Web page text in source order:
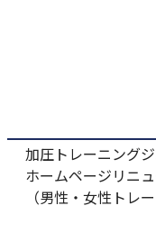
『加圧ＤＥＵＸ』
土日祝祭日は１０
ゴールデンウィー
他のトレーナーは
時間のある時に『
加圧トレーニング
ホームページリニ
（男性・女性トレ